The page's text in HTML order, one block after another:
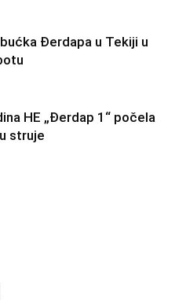
Đerdapa u Tekiji u
HE „Đerdap 1“ počela
struje